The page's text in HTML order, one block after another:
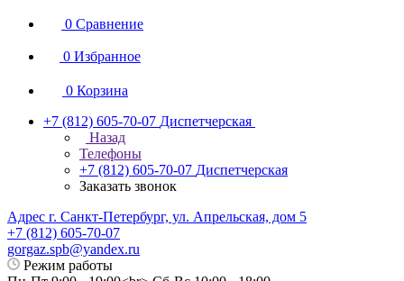
0 Сравнение
0 Избранное
0 Корзина
+7 (812) 605-70-07 Диспетчерская
Назад
Телефоны
+7 (812) 605-70-07 Диспетчерская
Заказать звонок
Адрес г. Санкт-Петербург, ул. Апрельская, дом 5
+7 (812) 605-70-07
gorgaz.spb@yandex.ru
Режим работы